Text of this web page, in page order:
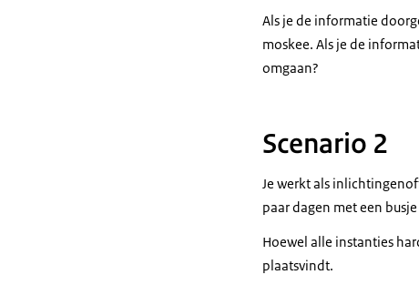
Als je de informatie
moskee. Als je de
omgaan?
Scenario 2
Je werkt als
paar dagen met een
Hoewel alle instanties
plaatsvindt.